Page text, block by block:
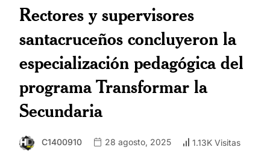
Rectores y supervisores
santacruceños concluyeron la
especialización pedagógica del
programa Transformar la
Secundaria
C1400910 28 agosto, 2025 1.13K Visitas